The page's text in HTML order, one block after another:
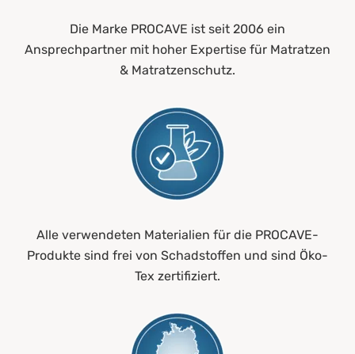
Die Marke PROCAVE ist seit 2006 ein
Ansprechpartner mit hoher Expertise für Matratzen
& Matratzenschutz.
Alle verwendeten Materialien für die PROCAVE-
Produkte sind frei von Schadstoffen und sind Öko-
Tex zertifiziert.